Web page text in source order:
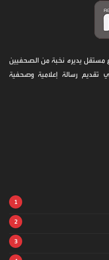
مستقل يديره نخبة من الصحفيين
تقديم رسالة إعلامية وصحفية